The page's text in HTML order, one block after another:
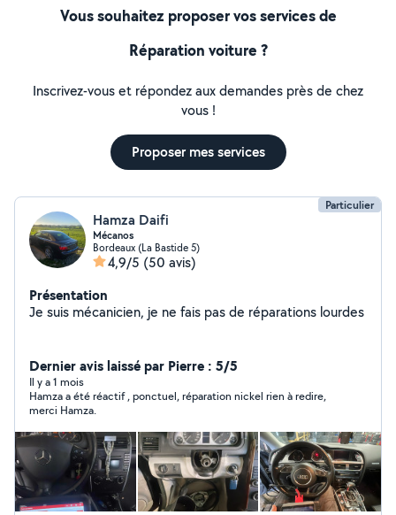
Vous souhaitez proposer vos services de
Réparation voiture ?
Inscrivez-vous et répondez aux demandes près de chez
vous !
Proposer mes services
Particulier
Hamza Daifi
Mécanos
Bordeaux (La Bastide 5)
4,9/5 (50 avis)
Présentation
Je suis mécanicien, je ne fais pas de réparations lourdes
Dernier avis laissé par Pierre : 5/5
Il y a 1 mois
Hamza a été réactif , ponctuel, réparation nickel rien à redire,
merci Hamza.